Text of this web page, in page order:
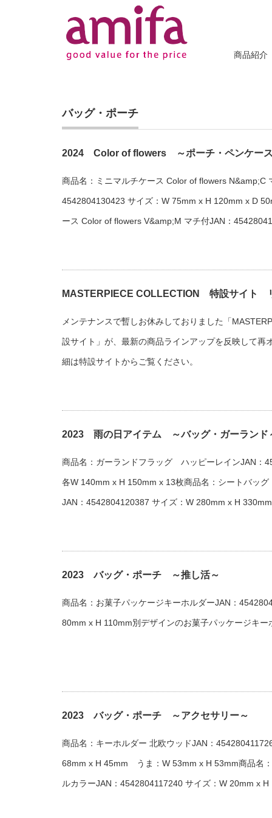
商品紹介
バッグ・ポーチ
2024 Color of flowers ～ポーチ・ペンケー
商品名：ミニマルチケース Color of flowers N&amp;C
4542804130423 サイズ：W 75mm x H 120mm x D
ース Color of flowers V&amp;M マチ付JAN：
MASTERPIECE COLLECTION 特設サイト
メンテナンスで暫しお休みしておりました「
設サイト」が、最新の商品ラインアップを反映して再
細は特設サイトからご覧ください。
2023 雨の日アイテム ～バッグ・ガーランド
商品名：ガーランドフラッグ ハッピーレインJAN：
各W 140mm x H 150mm x 13枚商品名：シートバッグ
JAN：4542804120387 サイズ：W 280mm x H
2023 バッグ・ポーチ ～推し活～
商品名：お菓子パッケージキーホルダーJAN：
80mm x H 110mm別デザインのお菓子パッケージキー
2023 バッグ・ポーチ ～アクセサリー～
商品名：キーホルダー 北欧ウッドJAN：
68mm x H 45mm うま：W 53mm x H 53mm商品名
ルカラーJAN：4542804117240 サイズ：W 20mm x